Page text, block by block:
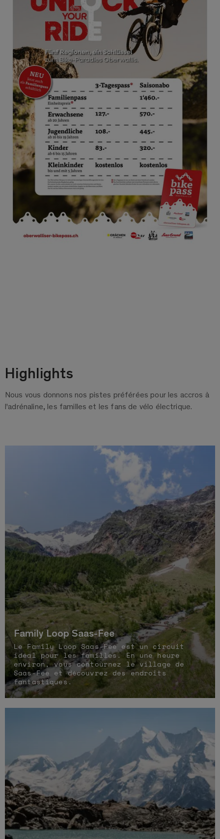
Highlights
Nous vous donnons nos pistes préférées pour les accros à
l'adrénaline, les familles et les fans de vélo électrique.
Family Loop Saas-Fee
Le Family Loop Saas-Fee est un circuit
idéal pour les familles. En une heure
environ, vous contournez le village de
Saas-Fee et découvrez des endroits
fantastiques.